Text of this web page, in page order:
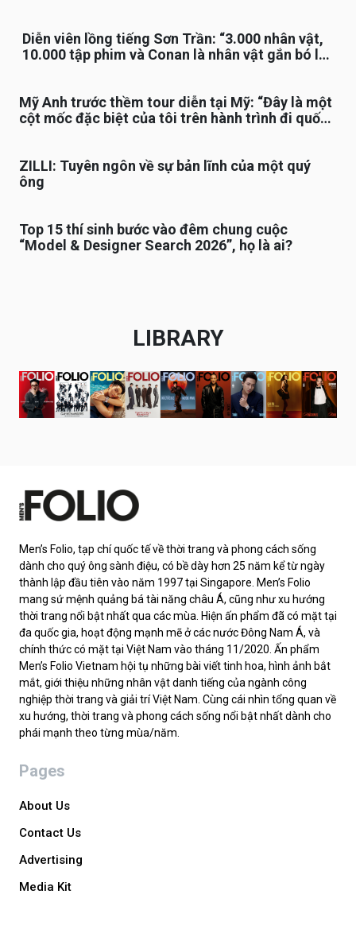
Diễn viên lồng tiếng Sơn Trần: “3.000 nhân vật,
10.000 tập phim và Conan là nhân vật gắn bó lâu
Mỹ Anh trước thềm tour diễn tại Mỹ: “Đây là một
cột mốc đặc biệt của tôi trên hành trình đi quốc
ZILLI: Tuyên ngôn về sự bản lĩnh của một quý
ông
Top 15 thí sinh bước vào đêm chung cuộc
“Model & Designer Search 2026”, họ là ai?
LIBRARY
Men’s Folio, tạp chí quốc tế về thời trang và phong cách sống
dành cho quý ông sành điệu, có bề dày hơn 25 năm kể từ ngày
thành lập đầu tiên vào năm 1997 tại Singapore. Men’s Folio
mang sứ mệnh quảng bá tài năng châu Á, cũng như xu hướng
thời trang nổi bật nhất qua các mùa. Hiện ấn phẩm đã có mặt tại
đa quốc gia, hoạt động mạnh mẽ ở các nước Đông Nam Á, và
chính thức có mặt tại Việt Nam vào tháng 11/2020. Ấn phẩm
Men’s Folio Vietnam hội tụ những bài viết tinh hoa, hình ảnh bắt
mắt, giới thiệu những nhân vật danh tiếng của ngành công
nghiệp thời trang và giải trí Việt Nam. Cùng cái nhìn tổng quan về
xu hướng, thời trang và phong cách sống nổi bật nhất dành cho
phái mạnh theo từng mùa/năm.
Pages
About Us
Contact Us
Advertising
Media Kit